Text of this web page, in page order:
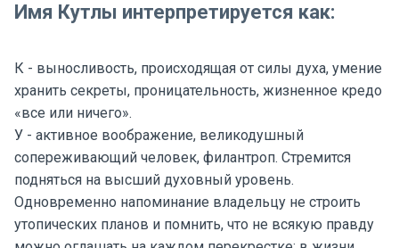
Имя Кутлы интерпретируется как:
К - выносливость, происходящая от силы духа, умение
хранить секреты, проницательность, жизненное кредо
«все или ничего».
У - активное воображение, великодушный
сопереживающий человек, филантроп. Стремится
подняться на высший духовный уровень.
Одновременно напоминание владельцу не строить
утопических планов и помнить, что не всякую правду